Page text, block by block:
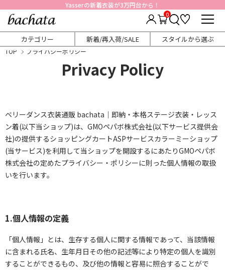
おかげさまで20周年。ありがとうございます
0
カテゴリー 新着/再入荷/SALE スタイルから選ぶ
TOP プライバシーポリシー
Privacy Policy
ベリーダンス衣装通販 bachata｜即納・本格ステージ衣装・レッス
ン着(以下当ショップ)は、 GMOペパボ株式会社(以下サービス提供会
社)の提供するショッピングカートASPサービスカラーミーショップ
(当サービス)を利用して当ショップを開設するにあたりGMOペパボ
株式会社の定めたプライバシー・ポリシーに則った個人情報の取扱
いを行います。
1.個人情報の定義
「個人情報」とは、生存する個人に関する情報であって、当該情報
に含まれる氏名、生年月日その他の記述等により特定の個人を識別
することができるもの、及び他の情報と容易に照合することがで